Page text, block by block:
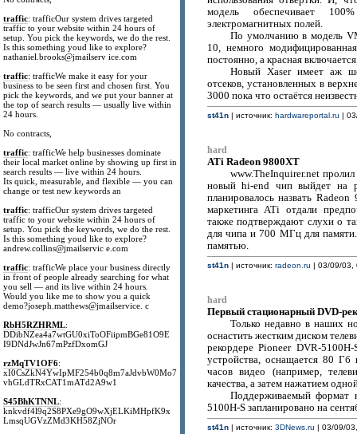
traffic: trafficOur system drives targeted
traffic to your website within 24 hours of
setup. You pick the keywords, we do the rest.
Is this something youd like to explore?
nathaniel.brooks@jmailserv ice.com
traffic: trafficWe make it easy for your
business to be seen first and chosen first. You
pick the keywords, and we put your banner at
the top of search results — usually live within
24 hours.
No contracts,
traffic: trafficWe help businesses dominate
their local market online by showing up first in
search results — live within 24 hours.
Its quick, measurable, and flexible — you can
change or test new keywords an
traffic: trafficOur system drives targeted
traffic to your website within 24 hours of
setup. You pick the keywords, we do the rest.
Is this something youd like to explore?
andrew.collins@jmailservic e.com
traffic: trafficWe place your business directly
in front of people already searching for what
you sell — and its live within 24 hours.
Would you like me to show you a quick
demo?joseph.matthews@jmailservice. c
RbH5RZHRML:
DDibNZea4a7wtGU0xiToOFiipmBGe81O9E
I9DNdJwJn67mPzfDxomGJ
rzMqTV1OF6:
xI0CsZkN4YwIpMF254b0q8m7aJdvbW0Mo7
vhGLdTRxCAT1mATd2A9w1
S45BhKTNNL:
knkvdf4l9q2S8PXe9gO9wXjELKiMHpfK9x
LmsqUGVzZMd3KH58ZjNOr
модель обеспечивает
электромагнитных полей.
По умолчанию в модель
10, немного
постоянно, а красная
Новый Xaser имеет аж
отсеков, установленных в
3000 пока что остаётся
st41n| источник: hardwareportal.ru |
hard
ATi Radeon 9800XT
www.TheInquirer.net
новый hi-end чип выйдет на
планировалось назвать
маркетинга ATi отдали
также подтверждают слухи о
для чипа и 700 МГц для
памятью.
st41n| источник: radeon.ru | 03/09/03,
hard
Первый стационарный DVD-
Только недавно в наших
оснастить жестким диском
рекордере Pioneer DVR-
устройства, оснащается 80
часов видео (например,
качества, а затем нажатием
Поддерживаемый формат
5100H-S запланировано на
st41n| источник: 3DNews.ru | 03/09/